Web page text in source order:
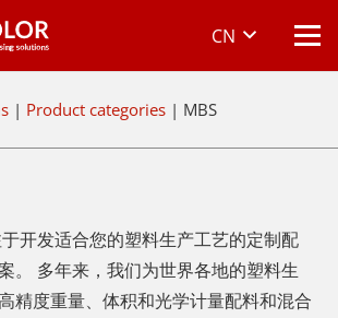
CN
| Product categories | MBS
开发适合您的塑料生产工艺的定制配
。 多年来，我们为世界各地的塑料生
精度重量、体积和光学计量配料和混合